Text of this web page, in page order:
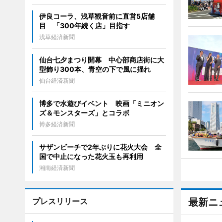
最新ニ
伊良コーラ、浅草観音前に直営5店舗
目 「300年続く店」目指す
浅草経済新聞
仙台七夕まつり開幕 中心部商店街に大
型飾り300本、青空の下で風に揺れ
仙台経済新聞
博多で水遊びイベント 映画「ミニオン
ズ＆モンスターズ」とコラボ
博多経済新聞
サザンビーチで2年ぶりに花火大会 全
国で中止になった花火玉も再利用
湘南経済新聞
プレスリリース